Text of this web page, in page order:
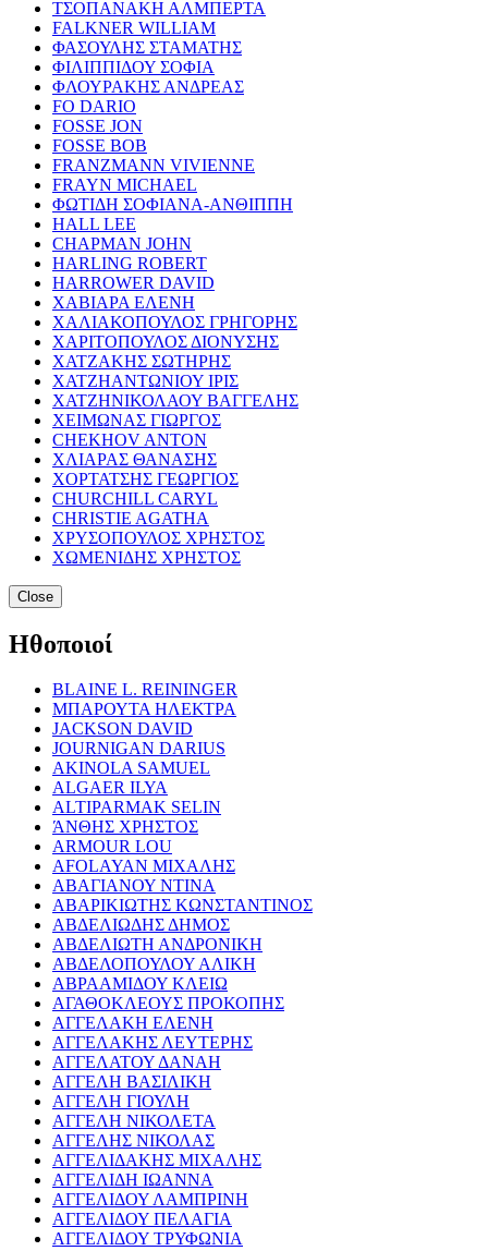
ΤΣΟΠΑΝΑΚΗ ΑΛΜΠΕΡΤΑ
FALKNER WILLIAM
ΦΑΣΟΥΛΗΣ ΣΤΑΜΑΤΗΣ
ΦΙΛΙΠΠΙΔΟΥ ΣΟΦΙΑ
ΦΛΟΥΡΑΚΗΣ ΑΝΔΡΕΑΣ
FO DARIO
FOSSE JON
FOSSE BOB
FRANZMANN VIVIENNE
FRAYN MICHAEL
ΦΩΤΙΔΗ ΣΟΦΙΑΝΑ-ΑΝΘΙΠΠΗ
HALL LEE
CHAPMAN JOHN
HARLING ROBERT
HARROWER DAVID
ΧΑΒΙΑΡΑ ΕΛΕΝΗ
ΧΑΛΙΑΚΟΠΟΥΛΟΣ ΓΡΗΓΟΡΗΣ
ΧΑΡΙΤΟΠΟΥΛΟΣ ΔΙΟΝΥΣΗΣ
ΧΑΤΖΑΚΗΣ ΣΩΤΗΡΗΣ
ΧΑΤΖΗΑΝΤΩΝΙΟΥ ΙΡΙΣ
ΧΑΤΖΗΝΙΚΟΛΑΟΥ ΒΑΓΓΕΛΗΣ
ΧΕΙΜΩΝΑΣ ΓΙΩΡΓΟΣ
CHEKHOV ANTON
ΧΛΙΑΡΑΣ ΘΑΝΑΣΗΣ
ΧΟΡΤΑΤΣΗΣ ΓΕΩΡΓΙΟΣ
CHURCHILL CARYL
CHRISTIE AGATHA
ΧΡΥΣΟΠΟΥΛΟΣ ΧΡΗΣΤΟΣ
ΧΩΜΕΝΙΔΗΣ ΧΡΗΣΤΟΣ
Close
Ηθοποιοί
BLAINE L. REININGER
ΜΠΑΡΟΥΤΑ ΗΛΕΚΤΡΑ
JACKSON DAVID
JOURNIGAN DARIUS
AKINOLA SAMUEL
ALGAER ILYA
ALTIPARMAK SELIN
ΆΝΘΗΣ ΧΡΗΣΤΟΣ
ARMOUR LOU
AFOLAYAN ΜΙΧΑΛΗΣ
ΑΒΑΓΙΑΝΟΥ ΝΤΙΝΑ
ΑΒΑΡΙΚΙΩΤΗΣ ΚΩΝΣΤΑΝΤΙΝΟΣ
ΑΒΔΕΛΙΩΔΗΣ ΔΗΜΟΣ
ΑΒΔΕΛΙΩΤΗ ΑΝΔΡΟΝΙΚΗ
ΑΒΔΕΛΟΠΟΥΛΟΥ ΑΛΙΚΗ
ΑΒΡΑΑΜΙΔΟΥ ΚΛΕΙΩ
ΑΓΑΘΟΚΛΕΟΥΣ ΠΡΟΚΟΠΗΣ
ΑΓΓΕΛΑΚΗ ΕΛΕΝΗ
ΑΓΓΕΛΑΚΗΣ ΛΕΥΤΕΡΗΣ
ΑΓΓΕΛΑΤΟΥ ΔΑΝΑΗ
ΑΓΓΕΛΗ ΒΑΣΙΛΙΚΗ
ΑΓΓΕΛΗ ΓΙΟΥΛΗ
ΑΓΓΕΛΗ ΝΙΚΟΛΕΤΑ
ΑΓΓΕΛΗΣ ΝΙΚΟΛΑΣ
ΑΓΓΕΛΙΔΑΚΗΣ ΜΙΧΑΛΗΣ
ΑΓΓΕΛΙΔΗ ΙΩΑΝΝΑ
ΑΓΓΕΛΙΔΟΥ ΛΑΜΠΡΙΝΗ
ΑΓΓΕΛΙΔΟΥ ΠΕΛΑΓΙΑ
ΑΓΓΕΛΙΔΟΥ ΤΡΥΦΩΝΙΑ